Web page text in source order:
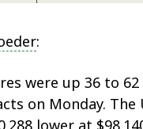
βρείτε
ΜΑΣ
βρείτε
ΜΑΣ
βρείτε
ΜΑΣ
βρείτε
ΜΑΣ
βρείτε
ΜΑΣ
βρείτε
ΜΑΣ
:
were up 36 to
on Monday. The
lower at